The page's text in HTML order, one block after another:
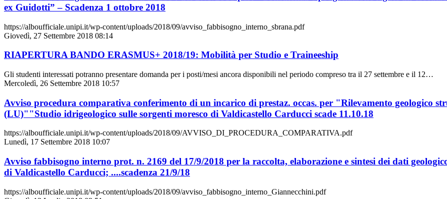
ex Guidotti” – Scadenza 1 ottobre 2018
https://alboufficiale.unipi.it/wp-content/uploads/2018/09/avviso_fabbisogno_interno_sbrana.pdf
Giovedì, 27 Settembre 2018 08:14
RIAPERTURA BANDO ERASMUS+ 2018/19: Mobilità per Studio e Traineeship
Gli studenti interessati potranno presentare domanda per i posti/mesi ancora disponibili nel periodo compreso tra il 27 settembre e il 12…
Mercoledì, 26 Settembre 2018 10:57
Avviso procedura comparativa conferimento di un incarico di prestaz. occas. per "Rilevamento geologico
(LU)""Studio idrigeologico sulle sorgenti moresco di Valdicastello Carducci scade 11.10.18
https://alboufficiale.unipi.it/wp-content/uploads/2018/09/AVVISO_DI_PROCEDURA_COMPARATIVA.pdf
Lunedì, 17 Settembre 2018 10:07
Avviso fabbisogno interno prot. n. 2169 del 17/9/2018 per la raccolta, elaborazione e sintesi dei dati
di Valdicastello Carducci; ....scadenza 21/9/18
https://alboufficiale.unipi.it/wp-content/uploads/2018/09/avviso_fabbisogno_interno_Giannecchini.pdf